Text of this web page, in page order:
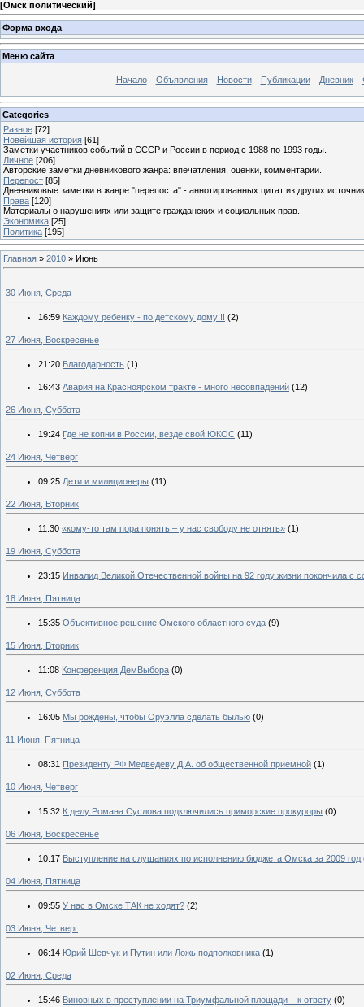
[Омск политический]
Форма входа
Меню сайта
Начало Объявления Новости Публикации Дневник
Categories
Разное [72]
Новейшая история [61]
Заметки участников событий в СССР и России в период с 1988 по 1993 годы.
Личное [206]
Авторские заметки дневникового жанра: впечатления, оценки, комментарии.
Перепост [85]
Дневниковые заметки в жанре "перепоста" - аннотированных цитат из других
Права [120]
Материалы о нарушениях или защите гражданских и социальных прав.
Экономика [25]
Политика [195]
Главная » 2010 » Июнь
30 Июня, Среда
16:59 Каждому ребенку - по детскому дому!!! (2)
27 Июня, Воскресенье
21:20 Благодарность (1)
16:43 Авария на Красноярском тракте - много несовпадений (12)
26 Июня, Суббота
19:24 Где не копни в России, везде свой ЮКОС (11)
24 Июня, Четверг
09:25 Дети и милиционеры (11)
22 Июня, Вторник
11:30 «кому-то там пора понять – у нас свободу не отнять» (1)
19 Июня, Суббота
23:15 Инвалид Великой Отечественной войны на 92 году жизни покончила с
18 Июня, Пятница
15:35 Объективное решение Омского областного суда (9)
15 Июня, Вторник
11:08 Конференция ДемВыбора (0)
12 Июня, Суббота
16:05 Мы рождены, чтобы Оруэлла сделать былью (0)
11 Июня, Пятница
08:31 Президенту РФ Медведеву Д.А. об общественной приемной (1)
10 Июня, Четверг
15:32 К делу Романа Суслова подключились приморские прокуроры (0)
06 Июня, Воскресенье
10:17 Выступление на слушаниях по исполнению бюджета Омска за 2009 год
04 Июня, Пятница
09:55 У нас в Омске ТАК не ходят? (2)
03 Июня, Четверг
06:14 Юрий Шевчук и Путин или Ложь подполковника (1)
02 Июня, Среда
15:46 Виновных в преступлении на Триумфальной площади – к ответу (0)